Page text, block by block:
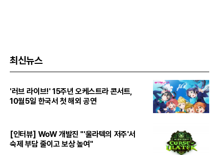
최신뉴스
'러브 라이브!' 15주년 오케스트라 콘서트,
10월5일 한국서 첫 해외 공연
[인터뷰] WoW 개발진 "'울라텍의 저주'서
숙제 부담 줄이고 보상 높여"